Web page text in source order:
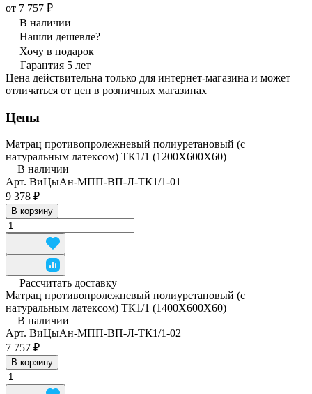
от 7 757 ₽
В наличии
Нашли дешевле?
Хочу в подарок
Гарантия 5 лет
Цена действительна только для интернет-магазина и может
отличаться от цен в розничных магазинах
Цены
Матрац противопролежневый полиуретановый (с
натуральным латексом) ТК1/1 (1200Х600Х60)
В наличии
Арт. ВиЦыАн-МПП-ВП-Л-ТК1/1-01
9 378 ₽
В корзину
Рассчитать доставку
Матрац противопролежневый полиуретановый (с
натуральным латексом) ТК1/1 (1400Х600Х60)
В наличии
Арт. ВиЦыАн-МПП-ВП-Л-ТК1/1-02
7 757 ₽
В корзину